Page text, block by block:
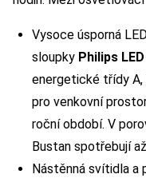
Vysoce úsporná
sloupky Philips
energetické třídy
pro venkovní
roční období. V
Bustan spotřebují
Nástěnná svítidla a